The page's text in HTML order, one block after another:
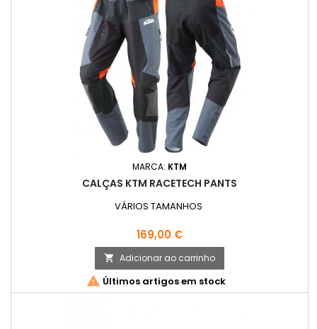
MARCA: KTM
CALÇAS KTM RACETECH PANTS
VÁRIOS TAMANHOS
Preço
169,00 €
 Adicionar ao carrinho
 Últimos artigos em stock